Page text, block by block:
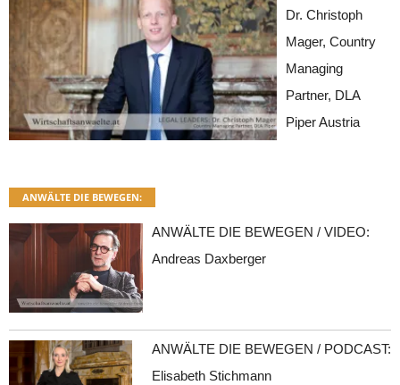
Dr. Christoph
Mager, Country
Managing
Partner, DLA
Piper Austria
ANWÄLTE DIE BEWEGEN:
ANWÄLTE DIE BEWEGEN / VIDEO:
Andreas Daxberger
ANWÄLTE DIE BEWEGEN / PODCAST:
Elisabeth Stichmann